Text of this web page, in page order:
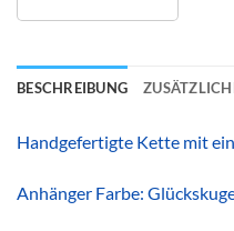
BESCHREIBUNG
Handgefertigte Kette mit
Anhänger Farbe: